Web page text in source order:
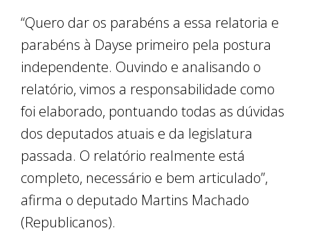
“Quero dar os parabéns a essa relatoria e
parabéns à Dayse primeiro pela postura
independente. Ouvindo e analisando o
relatório, vimos a responsabilidade como
foi elaborado, pontuando todas as dúvidas
dos deputados atuais e da legislatura
passada. O relatório realmente está
completo, necessário e bem articulado”,
afirma o deputado Martins Machado
(Republicanos).